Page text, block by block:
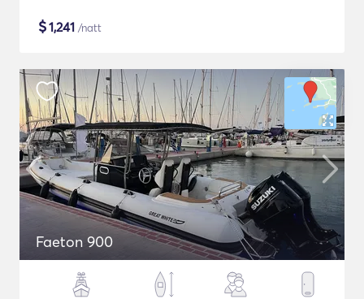
$1,241 /natt
Faeton 900